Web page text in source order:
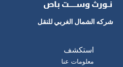
شركه الشمال الغربي للنقل
استكشف
معلومات عنا